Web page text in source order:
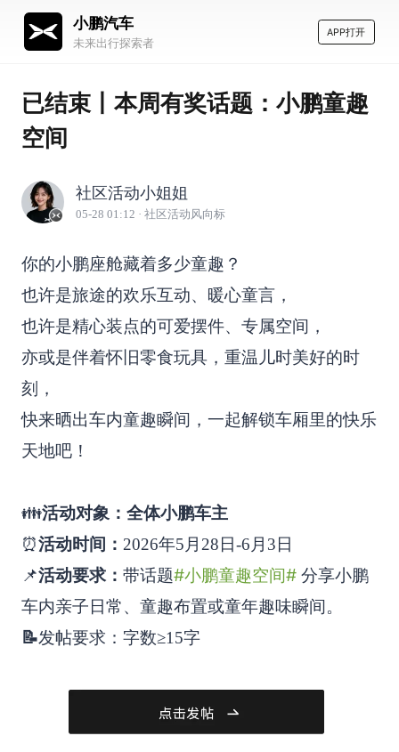
小鹏汽车
未来出行探索者
APP打开
已结束丨本周有奖话题：小鹏童趣
空间
社区活动小姐姐
05-28 01:12 · 社区活动风向标
你的小鹏座舱藏着多少童趣？
也许是旅途的欢乐互动、暖心童言，
也许是精心装点的可爱摆件、专属空间，
亦或是伴着怀旧零食玩具，重温儿时美好的时
刻，
快来晒出车内童趣瞬间，一起解锁车厢里的快乐
天地吧！
👪活动对象：全体小鹏车主
⏰活动时间： 2026年5月28日-6月3日
📌活动要求： 带话题#小鹏童趣空间#分享小鹏
车内亲子日常、童趣布置或童年趣味瞬间。
📝发帖要求：字数≥15字